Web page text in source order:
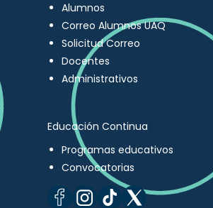
Alumnos
Correo Alumnos UAQ
Solicitud Correo
Docentes
Administrativos
Educación Continua
Programas educativos
Convocatorias